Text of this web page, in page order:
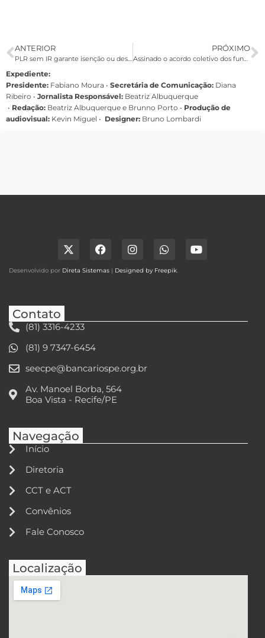
ANTERIOR
PLR sem IR garante isenção ou descontos menores
PRÓXIMO
Assinado o acordo coletivo dos funcionários do BNB
Expediente:
Presidente: Fabiano Moura • Secretária de Comunicação: Diana
Ribeiro • Jornalista Responsável: Beatriz Albuquerque
• Redação: Beatriz Albuquerque e Brunno Porto • Produção de
audiovisual: Kevin Miguel • Designer: Bruno Lombardi
Desenvolvido por Direta Sistemas | Designed by Freepik
Contato
(81) 3316-4233
(81) 9 7347-6454
seecpe@bancariospe.org.br
Av. Manoel Borba, 564
Boa Vista - Recife/PE
Navegação
Início
Diretoria
CCT e ACT
Convênios
Fale Conosco
Localização